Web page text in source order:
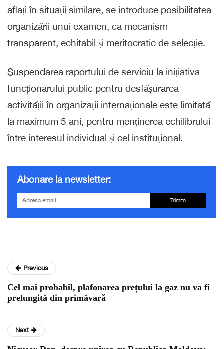
aflați în situații similare, se introduce posibilitatea
organizării unui examen, ca mecanism
transparent, echitabil și meritocratic de selecție.
Suspendarea raportului de serviciu la inițiativa
funcționarului public pentru desfășurarea
activității în organizații internaționale este limitată
la maximum 5 ani, pentru menținerea echilibrului
între interesul individual și cel instituțional.
Abonare la newsletter:
Trimite
Previous
Cel mai probabil, plafonarea prețului la gaz nu va fi
prelungită din primăvară
Next